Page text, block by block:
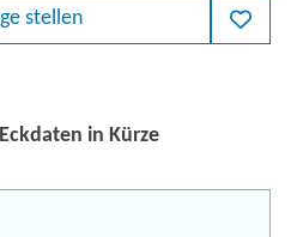
stellen
in Kürze